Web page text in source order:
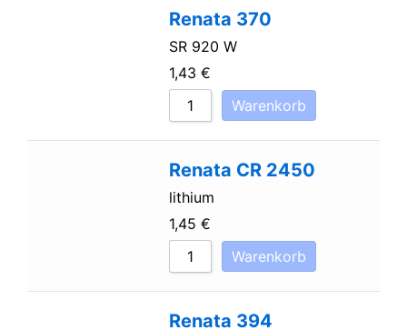
Renata 370
SR 920 W
1,43 €
Warenkorb
Renata CR 2450
lithium
1,45 €
Warenkorb
Renata 394